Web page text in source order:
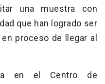
una muestra con
que han logrado ser
proceso de llegar al
en el Centro de